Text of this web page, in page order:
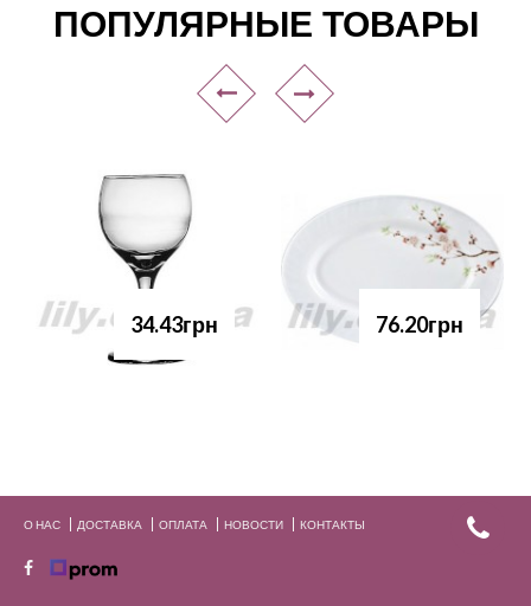
ПОПУЛЯРНЫЕ ТОВАРЫ
34.43грн 76.20грн
О НАС ДОСТАВКА ОПЛАТА НОВОСТИ КОНТАКТЫ